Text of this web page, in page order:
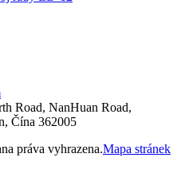
Road, NanHuan Road,
Čína 362005
práva vyhrazena.Mapa stránek